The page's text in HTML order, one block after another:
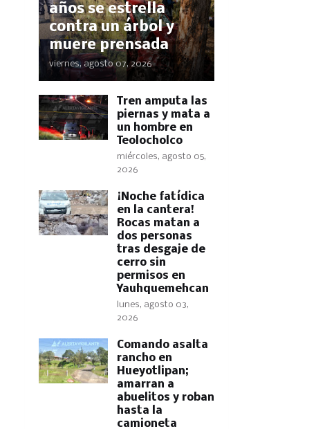
años se estrella
contra un árbol y
muere prensada
viernes, agosto 07, 2026
Tren amputa las
piernas y mata a
un hombre en
Teolocholco
miércoles, agosto 05,
2026
​¡Noche fatídica
en la cantera!
Rocas matan a
dos personas
tras desgaje de
cerro sin
permisos en
Yauhquemehcan
lunes, agosto 03,
2026
Comando asalta
rancho en
Hueyotlipan;
amarran a
abuelitos y roban
hasta la
camioneta